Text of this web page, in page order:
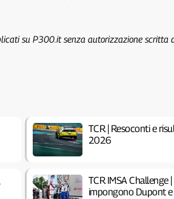
su P300.it senza autorizzazione scritta
TCR | Resoconti e
2026
TCR IMSA
impongono Dupont e